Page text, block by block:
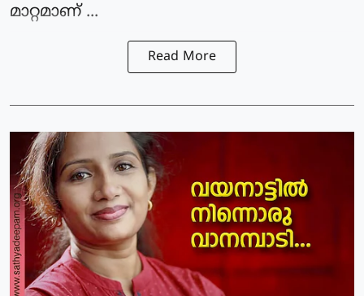
മാറ്റമാണ് ...
Read More